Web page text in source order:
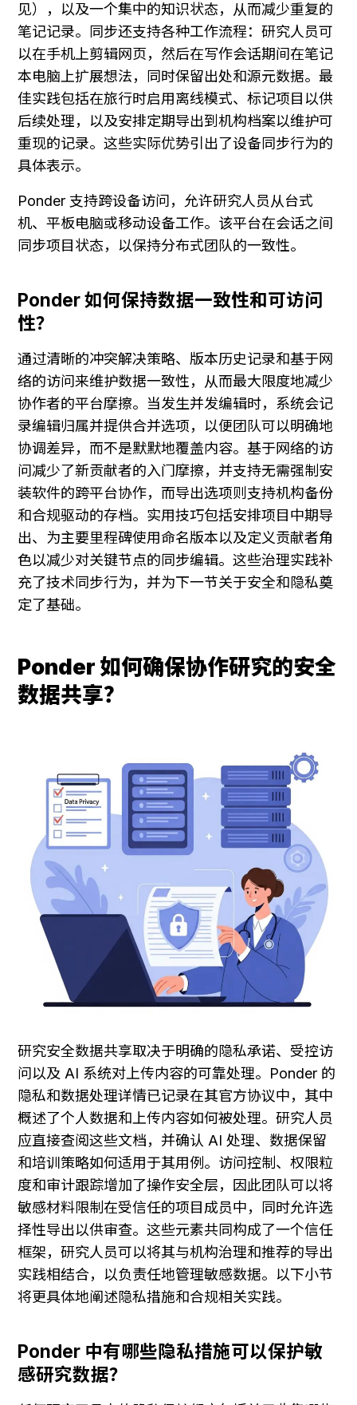
见），以及一个集中的知识状态，从而减少重复的
笔记记录。同步还支持各种工作流程：研究人员可
以在手机上剪辑网页，然后在写作会话期间在笔记
本电脑上扩展想法，同时保留出处和源元数据。最
佳实践包括在旅行时启用离线模式、标记项目以供
后续处理，以及安排定期导出到机构档案以维护可
重现的记录。这些实际优势引出了设备同步行为的
具体表示。
Ponder 支持跨设备访问，允许研究人员从台式
机、平板电脑或移动设备工作。该平台在会话之间
同步项目状态，以保持分布式团队的一致性。
Ponder 如何保持数据一致性和可访问
性？
通过清晰的冲突解决策略、版本历史记录和基于网
络的访问来维护数据一致性，从而最大限度地减少
协作者的平台摩擦。当发生并发编辑时，系统会记
录编辑归属并提供合并选项，以便团队可以明确地
协调差异，而不是默默地覆盖内容。基于网络的访
问减少了新贡献者的入门摩擦，并支持无需强制安
装软件的跨平台协作，而导出选项则支持机构备份
和合规驱动的存档。实用技巧包括安排项目中期导
出、为主要里程碑使用命名版本以及定义贡献者角
色以减少对关键节点的同步编辑。这些治理实践补
充了技术同步行为，并为下一节关于安全和隐私奠
定了基础。
Ponder 如何确保协作研究的安全
数据共享？
研究安全数据共享取决于明确的隐私承诺、受控访
问以及 AI 系统对上传内容的可靠处理。Ponder 的
隐私和数据处理详情已记录在其官方协议中，其中
概述了个人数据和上传内容如何被处理。研究人员
应直接查阅这些文档，并确认 AI 处理、数据保留
和培训策略如何适用于其用例。访问控制、权限粒
度和审计跟踪增加了操作安全层，因此团队可以将
敏感材料限制在受信任的项目成员中，同时允许选
择性导出以供审查。这些元素共同构成了一个信任
框架，研究人员可以将其与机构治理和推荐的导出
实践相结合，以负责任地管理敏感数据。以下小节
将更具体地阐述隐私措施和合规相关实践。
Ponder 中有哪些隐私措施可以保护敏
感研究数据？